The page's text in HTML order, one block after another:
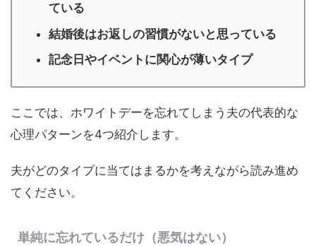
ている
結婚後はお返しの習慣がないと思っている
記念日やイベントに関心が薄いタイプ
ここでは、ホワイトデーを忘れてしまう夫の代表的な
心理パターンを4つ紹介します。
夫がどのタイプに当てはまるかを考えながら読み進め
てください。
単純に忘れているだけ（悪気はない）